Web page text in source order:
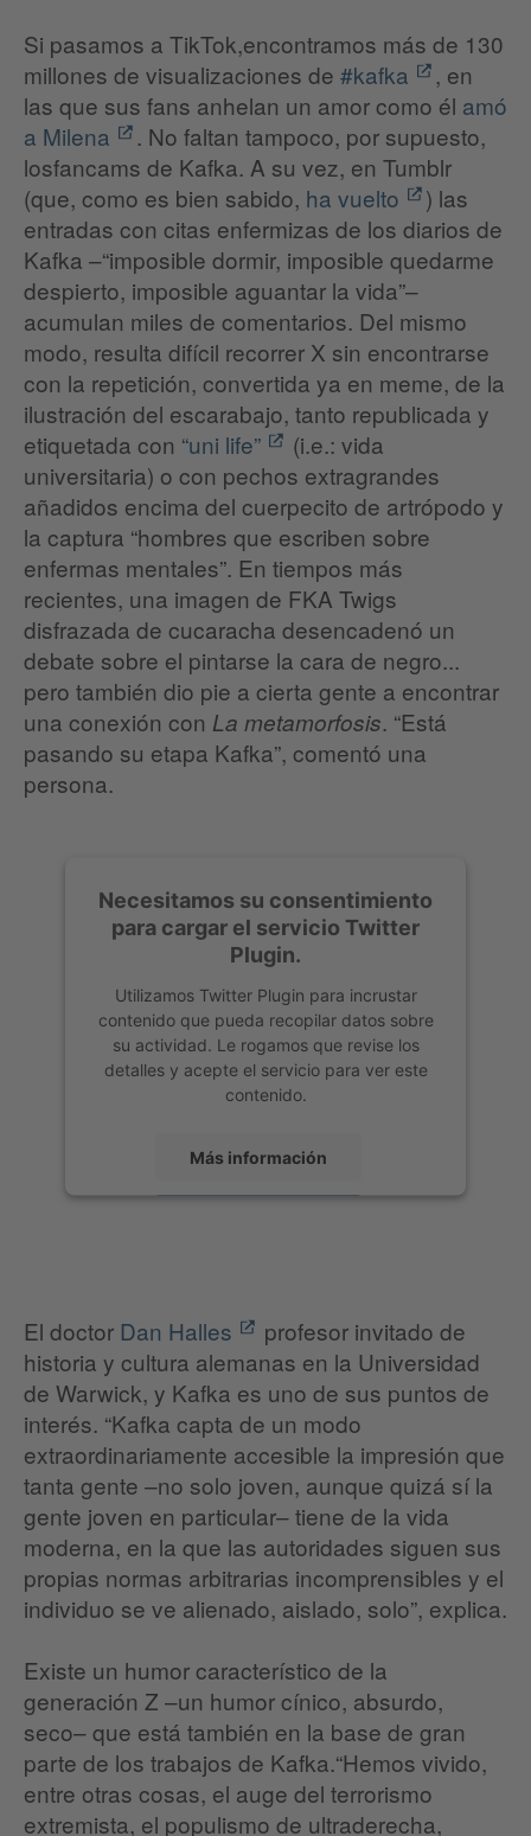
Si pasamos a TikTok,encontramos más de 130
millones de visualizaciones de #kafka
, en
las que sus fans anhelan un amor como él amó
a Milena
. No faltan tampoco, por supuesto,
losfancams de Kafka. A su vez, en Tumblr
(que, como es bien sabido, ha vuelto
) las
entradas con citas enfermizas de los diarios de
Kafka –“imposible dormir, imposible quedarme
despierto, imposible aguantar la vida”–
acumulan miles de comentarios. Del mismo
modo, resulta difícil recorrer X sin encontrarse
con la repetición, convertida ya en meme, de la
ilustración del escarabajo, tanto republicada y
etiquetada con “uni life”
(i.e.: vida
universitaria) o con pechos extragrandes
añadidos encima del cuerpecito de artrópodo y
la captura “hombres que escriben sobre
enfermas mentales”. En tiempos más
recientes, una imagen de FKA Twigs
disfrazada de cucaracha desencadenó un
debate sobre el pintarse la cara de negro...
pero también dio pie a cierta gente a encontrar
una conexión con La metamorfosis. “Está
pasando su etapa Kafka”, comentó una
persona.
Necesitamos su consentimiento
para cargar el servicio Twitter
Plugin.
Utilizamos Twitter Plugin para incrustar
contenido que pueda recopilar datos sobre
su actividad. Le rogamos que revise los
detalles y acepte el servicio para ver este
contenido.
Más información
El doctor Dan Halles
profesor invitado de
historia y cultura alemanas en la Universidad
de Warwick, y Kafka es uno de sus puntos de
interés. “Kafka capta de un modo
extraordinariamente accesible la impresión que
tanta gente –no solo joven, aunque quizá sí la
gente joven en particular– tiene de la vida
moderna, en la que las autoridades siguen sus
propias normas arbitrarias incomprensibles y el
individuo se ve alienado, aislado, solo”, explica.
Existe un humor característico de la
generación Z –un humor cínico, absurdo,
seco– que está también en la base de gran
parte de los trabajos de Kafka.“Hemos vivido,
entre otras cosas, el auge del terrorismo
extremista, el populismo de ultraderecha,